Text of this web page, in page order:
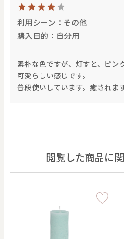
利用シーン：その他
購入目的：自分用
素朴な色ですが、灯すと、ピン
可愛らしい感じです。
普段使いしています。癒されます
閲覧した商品に